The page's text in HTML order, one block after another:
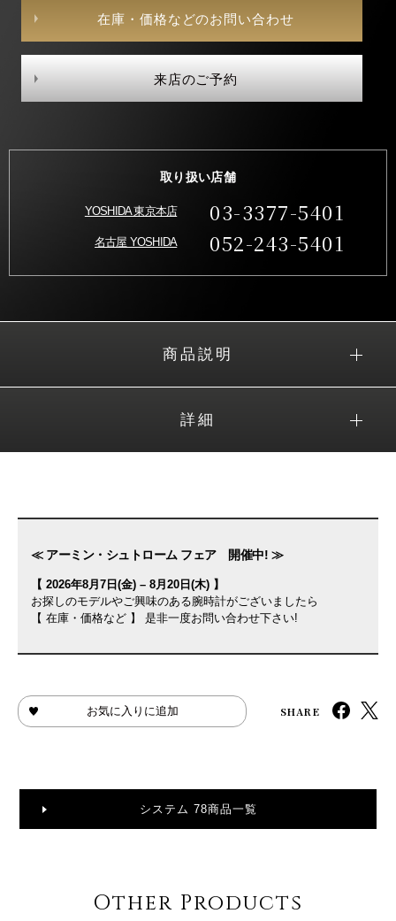
在庫・価格などのお問い合わせ
来店のご予約
取り扱い店舗
YOSHIDA 東京本店 03-3377-5401
名古屋 YOSHIDA 052-243-5401
商品説明
詳細
≪ アーミン・シュトローム フェア 開催中! ≫
【 2026年8月7日(金) – 8月20日(木) 】
お探しのモデルやご興味のある腕時計がございましたら
【 在庫・価格など 】 是非一度お問い合わせ下さい!
お気に入りに追加 SHARE
システム 78商品一覧
Other Products